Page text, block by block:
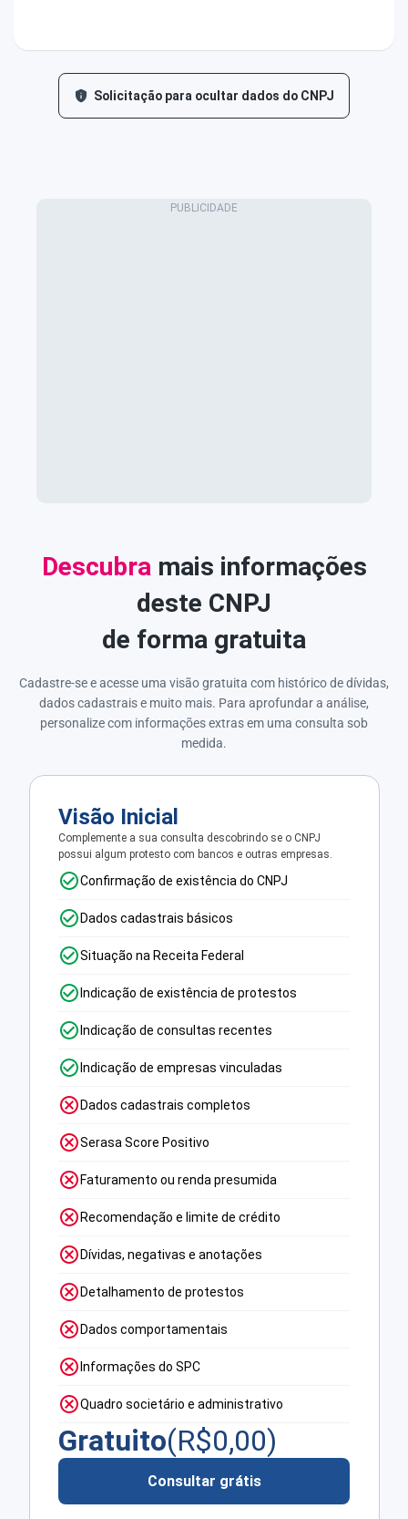
Solicitação para ocultar dados do CNPJ
Descubra mais informações
deste CNPJ
de forma gratuita
Cadastre-se e acesse uma visão gratuita com histórico de dívidas,
dados cadastrais e muito mais. Para aprofundar a análise,
personalize com informações extras em uma consulta sob
medida.
Visão Inicial
Complemente a sua consulta descobrindo se o CNPJ
possui algum protesto com bancos e outras empresas.
Confirmação de existência do CNPJ
Dados cadastrais básicos
Situação na Receita Federal
Indicação de existência de protestos
Indicação de consultas recentes
Indicação de empresas vinculadas
Dados cadastrais completos
Serasa Score Positivo
Faturamento ou renda presumida
Recomendação e limite de crédito
Dívidas, negativas e anotações
Detalhamento de protestos
Dados comportamentais
Informações do SPC
Quadro societário e administrativo
Gratuito(R$0,00)
Consultar grátis